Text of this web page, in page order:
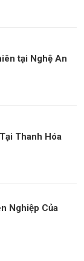
tại Nghệ An
Thanh Hóa
Nghiệp Của